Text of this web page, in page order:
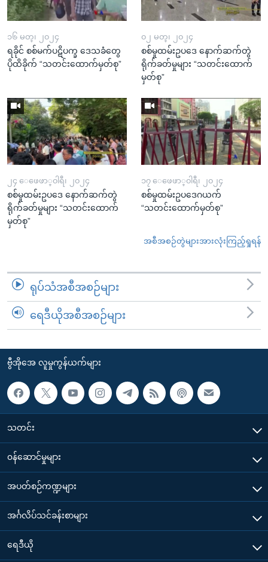
၁၆ မတ္၊ ၂၀၂၄
ရခိုင် စစ်မက်ပဋိပက္ခ ဒေသခံတွေ
ပိုထိခိုက် “သတင်းထောက်မှတ်စု”
၀၂ မတ္၊ ၂၀၂၄
စစ်မှုထမ်းဥပဒေ နောက်ဆက်တွဲ
ရိုက်ခတ်မှုများ “သတင်းထောက်
မှတ်စု”
၂၄ ေဖေဖာ္၀ါရီ၊ ၂၀၂၄
စစ်မှုထမ်းဥပဒေ နောက်ဆက်တွဲ
ရိုက်ခတ်မှုများ “သတင်းထောက်
မှတ်စု”
၁၇ ေဖေဖာ္၀ါရီ၊ ၂၀၂၄
စစ်မှုထမ်းဥပဒေဂယက်
“သတင်းထောက်မှတ်စု”
အစီအစဉ်တွဲများအားလုံးကြည့်ရှုရန်
ရုပ်သံအစီအစဉ်များ
ရေဒီယိုအစီအစဉ်များ
ဗွီအိုအေ လူမှုကွန်ယက်များ
သတင်း
၀န်ဆောင်မှုများ
အပတ်စဉ်ကဏ္ဍများ
အင်္ဂလိပ်သင်ခန်းစာများ
ရေဒီယို